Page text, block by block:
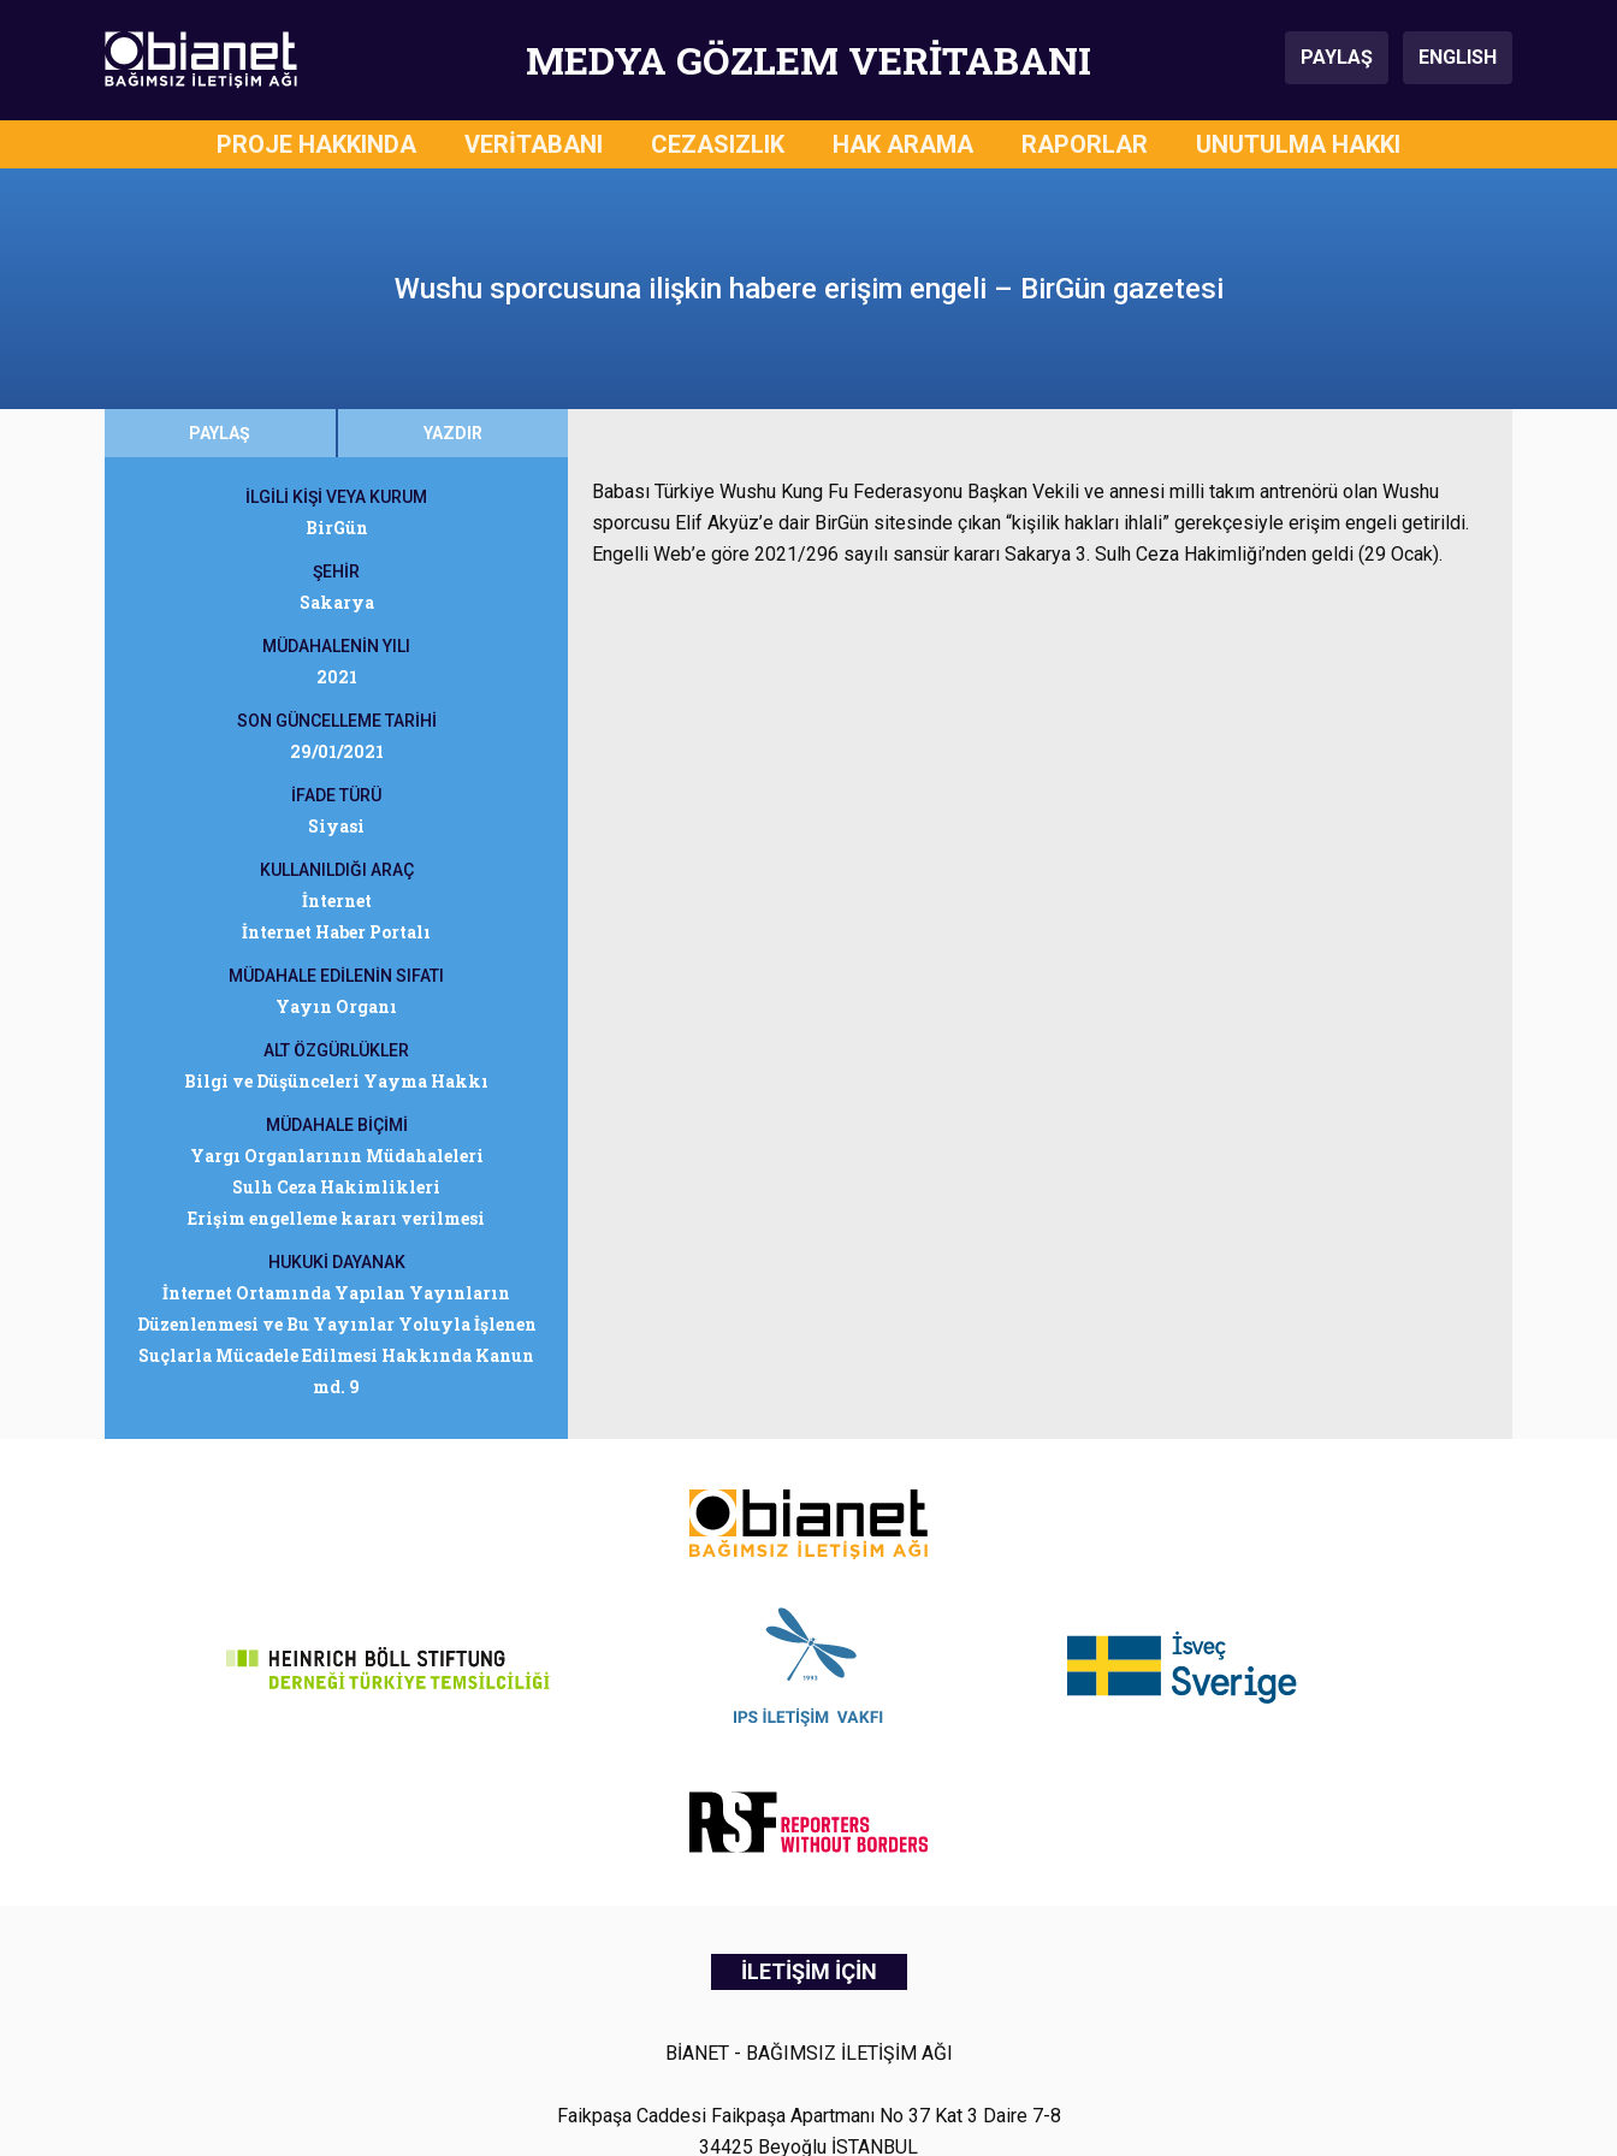
MEDYA GÖZLEM VERİTABANI PAYLAŞ ENGLISH
PROJE HAKKINDA VERİTABANI CEZASIZLIK HAK ARAMA RAPORLAR UNUTULMA HAKKI
Wushu sporcusuna ilişkin habere erişim engeli – BirGün gazetesi
PAYLAŞ YAZDIR
İLGİLİ KİŞİ VEYA KURUM
BirGün
ŞEHİR
Sakarya
MÜDAHALENİN YILI
2021
SON GÜNCELLEME TARİHİ
29/01/2021
İFADE TÜRÜ
Siyasi
KULLANILDIĞI ARAÇ
İnternet
İnternet Haber Portalı
MÜDAHALE EDİLENİN SIFATI
Yayın Organı
ALT ÖZGÜRLÜKLER
Bilgi ve Düşünceleri Yayma Hakkı
MÜDAHALE BİÇİMİ
Yargı Organlarının Müdahaleleri
Sulh Ceza Hakimlikleri
Erişim engelleme kararı verilmesi
HUKUKİ DAYANAK
İnternet Ortamında Yapılan Yayınların
Düzenlenmesi ve Bu Yayınlar Yoluyla İşlenen
Suçlarla Mücadele Edilmesi Hakkında Kanun
md. 9
Babası Türkiye Wushu Kung Fu Federasyonu Başkan Vekili ve annesi milli takım antrenörü olan Wushu
sporcusu Elif Akyüz’e dair BirGün sitesinde çıkan “kişilik hakları ihlali” gerekçesiyle erişim engeli getirildi.
Engelli Web’e göre 2021/296 sayılı sansür kararı Sakarya 3. Sulh Ceza Hakimliği’nden geldi (29 Ocak).
İLETİŞİM İÇİN
BİANET - BAĞIMSIZ İLETİŞİM AĞI
Faikpaşa Caddesi Faikpaşa Apartmanı No 37 Kat 3 Daire 7-8
34425 Beyoğlu İSTANBUL